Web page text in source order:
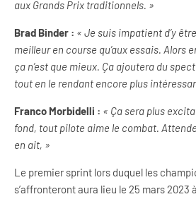
aux Grands Prix traditionnels. »
Brad Binder : « Je suis impatient d’y
meilleur en course qu’aux essais. Alors
ça n’est que mieux. Ça ajoutera du
tout en le rendant encore plus
Franco Morbidelli : « Ça sera plus
fond, tout pilote aime le combat.
en ait, »
Le premier sprint lors duquel les
s’affronteront aura lieu le 25 mars 2023